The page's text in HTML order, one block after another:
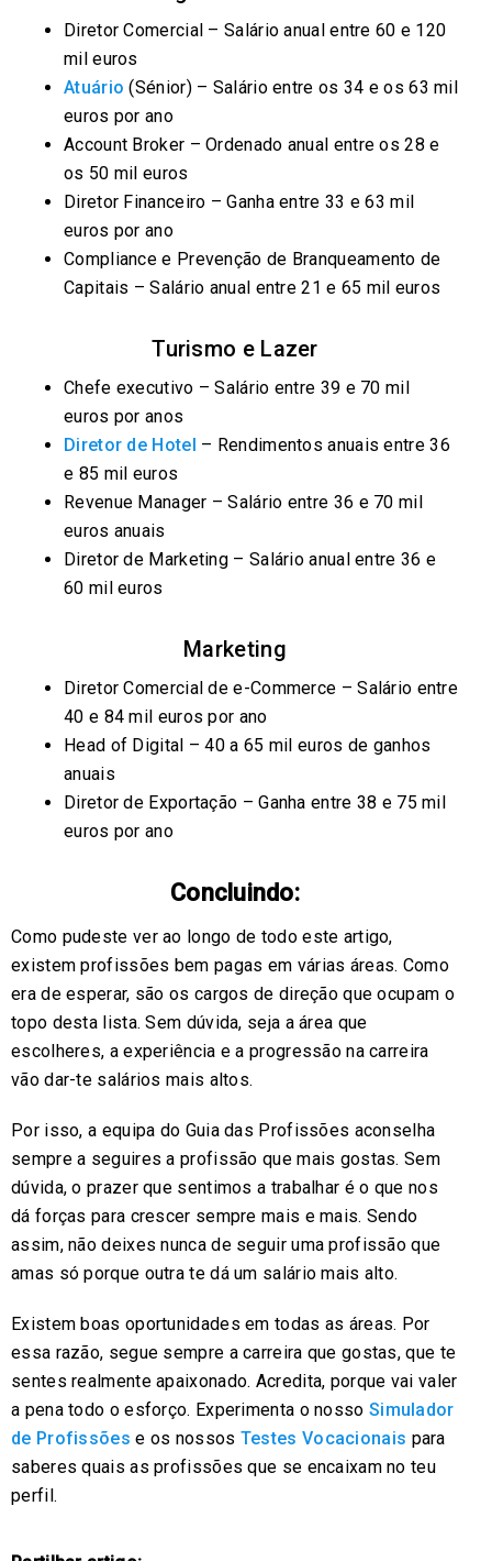
Diretor Comercial – Salário anual entre 60 e 120
mil euros
Atuário(Sénior) – Salário entre os 34 e os 63 mil
euros por ano
Account Broker – Ordenado anual entre os 28 e
os 50 mil euros
Diretor Financeiro – Ganha entre 33 e 63 mil
euros por ano
Compliance e Prevenção de Branqueamento de
Capitais – Salário anual entre 21 e 65 mil euros
Turismo e Lazer
Chefe executivo – Salário entre 39 e 70 mil
euros por anos
Diretor de Hotel – Rendimentos anuais entre 36
e 85 mil euros
Revenue Manager – Salário entre 36 e 70 mil
euros anuais
Diretor de Marketing – Salário anual entre 36 e
60 mil euros
Marketing
Diretor Comercial de e-Commerce – Salário entre
40 e 84 mil euros por ano
Head of Digital – 40 a 65 mil euros de ganhos
anuais
Diretor de Exportação – Ganha entre 38 e 75 mil
euros por ano
Concluindo:
Como pudeste ver ao longo de todo este artigo,
existem profissões bem pagas em várias áreas. Como
era de esperar, são os cargos de direção que ocupam o
topo desta lista. Sem dúvida, seja a área que
escolheres, a experiência e a progressão na carreira
vão dar-te salários mais altos.
Por isso, a equipa do Guia das Profissões aconselha
sempre a seguires a profissão que mais gostas. Sem
dúvida, o prazer que sentimos a trabalhar é o que nos
dá forças para crescer sempre mais e mais. Sendo
assim, não deixes nunca de seguir uma profissão que
amas só porque outra te dá um salário mais alto.
Existem boas oportunidades em todas as áreas. Por
essa razão, segue sempre a carreira que gostas, que te
sentes realmente apaixonado. Acredita, porque vai valer
a pena todo o esforço. Experimenta o nosso Simulador
de Profissões e os nossos Testes Vocacionais para
saberes quais as profissões que se encaixam no teu
perfil.